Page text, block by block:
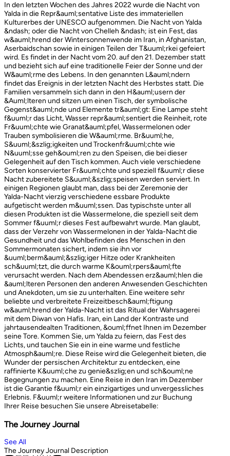
In den letzten Wochen des Jahres 2022 wurde die Nacht von
Yalda in die Repr&auml;sentative Liste des immateriellen
Kulturerbes der UNESCO aufgenommen. Die Nacht von Yalda
&ndash; oder die Nacht von Chelleh &ndash; ist ein Fest, das
w&auml;hrend der Wintersonnenwende im Iran, in Afghanistan,
Aserbaidschan sowie in einigen Teilen der T&uuml;rkei gefeiert
wird. Es findet in der Nacht vom 20. auf den 21. Dezember statt
und bezieht sich auf eine traditionelle Feier der Sonne und der
W&auml;rme des Lebens. In den genannten L&auml;ndern
findet das Ereignis in der letzten Nacht des Herbstes statt. Die
Familien versammeln sich dann in den H&auml;usern der
&Auml;lteren und sitzen um einen Tisch, der symbolische
Gegenst&auml;nde und Elemente tr&auml;gt: Eine Lampe steht
f&uuml;r das Licht, Wasser repr&auml;sentiert die Reinheit, rote
Fr&uuml;chte wie Granat&auml;pfel, Wassermelonen oder
Trauben symbolisieren die W&auml;rme. Br&uuml;he,
S&uuml;&szlig;igkeiten und Trockenfr&uuml;chte wie
N&uuml;sse geh&ouml;ren zu den Speisen, die bei dieser
Gelegenheit auf den Tisch kommen. Auch viele verschiedene
Sorten konservierter Fr&uuml;chte und speziell f&uuml;r diese
Nacht zubereitete S&uuml;&szlig;speisen werden serviert. In
einigen Regionen glaubt man, dass bei der Zeremonie der
Yalda-Nacht vierzig verschiedene essbare Produkte
aufgetischt werden m&uuml;ssen. Das typischste unter all
diesen Produkten ist die Wassermelone, die speziell seit dem
Sommer f&uuml;r dieses Fest aufbewahrt wurde. Man glaubt,
dass der Verzehr von Wassermelonen in der Yalda-Nacht die
Gesundheit und das Wohlbefinden des Menschen in den
Sommermonaten sichert, indem sie ihn vor
&uuml;berm&auml;&szlig;iger Hitze oder Krankheiten
sch&uuml;tzt, die durch warme K&ouml;rpers&auml;fte
verursacht werden. Nach dem Abendessen erz&auml;hlen die
&auml;lteren Personen den anderen Anwesenden Geschichten
und Anekdoten, um sie zu unterhalten. Eine weitere sehr
beliebte und verbreitete Freizeitbesch&auml;ftigung
w&auml;hrend der Yalda-Nacht ist das Ritual der Wahrsagerei
mit dem Diwan von Hafis. Iran, ein Land der Kontraste und
jahrtausendealten Traditionen, &ouml;ffnet Ihnen im Dezember
seine Tore. Kommen Sie, um Yalda zu feiern, das Fest des
Lichts, und tauchen Sie ein in eine warme und festliche
Atmosph&auml;re. Diese Reise wird die Gelegenheit bieten, die
Wunder der persischen Architektur zu entdecken, eine
raffinierte K&uuml;che zu genie&szlig;en und sch&ouml;ne
Begegnungen zu machen. Eine Reise in den Iran im Dezember
ist die Garantie f&uuml;r ein einzigartiges und unvergessliches
Erlebnis. F&uuml;r weitere Informationen und zur Buchung
Ihrer Reise besuchen Sie unsere Abreisetabelle:
The Journey Journal
See All
The Journey Journal Description